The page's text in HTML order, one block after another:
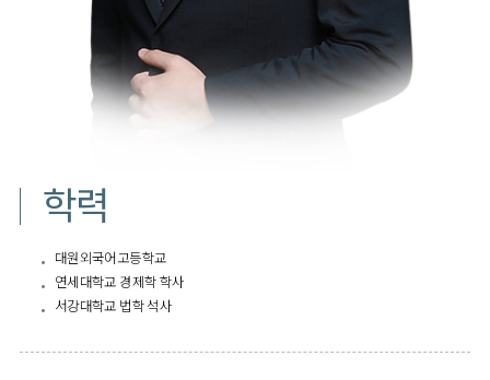
학력
대원외국어고등학교
연세대학교 경제학 학사
서강대학교 법학 석사​